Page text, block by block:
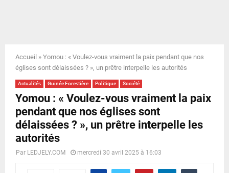
N
U
Accueil » Yomou : « Voulez-vous vraiment la paix pendant que nos
églises sont délaissées ? », un prêtre interpelle les autorités
Actualités Guinée Forestière Politique Société
Yomou : « Voulez-vous vraiment la paix
pendant que nos églises sont
délaissées ? », un prêtre interpelle les
autorités
Par LEDJELY.COM mercredi 30 avril 2025 à 16:03